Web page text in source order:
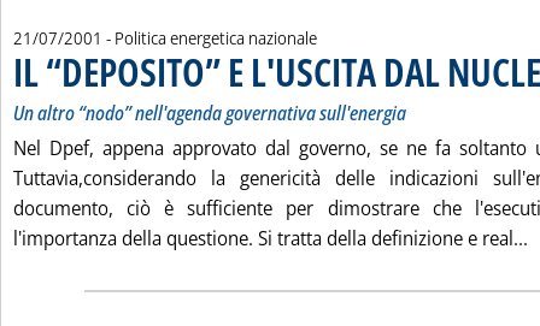
21/07/2001 - Politica energetica nazionale
IL “DEPOSITO” E L'USCITA DAL
Un altro “nodo” nell'agenda governativa sull'energia
Nel Dpef, appena approvato dal governo, se ne fa soltanto
Tuttavia,considerando la genericità delle indicazioni
documento, ciò è sufficiente per dimostrare che
l'importanza della questione. Si tratta della definizione e real...